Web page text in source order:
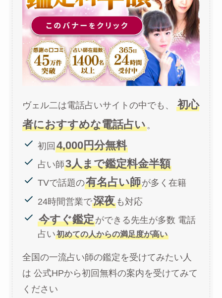
ヴェル二は電話占いサイトの中でも、 初心
者におすすめな電話占い。
初回4,000円分無料
占い師3人まで鑑定料金半額
TVで話題の有名占い師が多く在籍
24時間営業で深夜 も対応
今すぐ鑑定ができる先生が多数 電話
占い初めての人からの満足度が高い
全国の一流占い師の鑑定を受けてみたい人
は 公式HPから初回無料の案内を受けてみて
ください